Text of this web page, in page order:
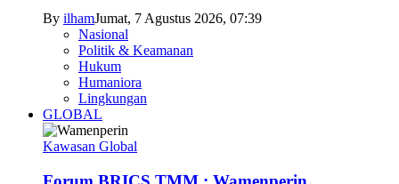
By ilhamJumat, 7 Agustus 2026, 07:39
Nasional
Politik & Keamanan
Hukum
Humaniora
Lingkungan
GLOBAL
Kawasan Global